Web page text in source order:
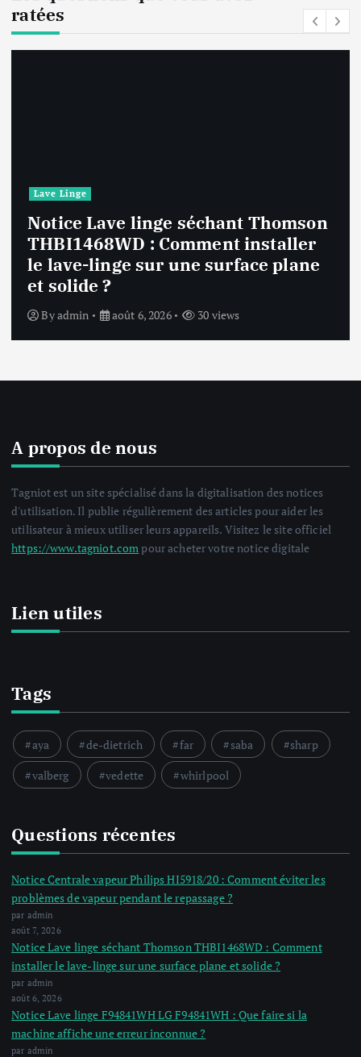
ratées
Lave Linge
Notice Lave linge F94841WH LG
F94841WH : Que faire si la
affiche une erreur inconnue ?
By admin août 6, 2026 32 views
A propos de nous
Tagniot est un site spécialisé dans la digitalisation des notices
d'utilisation. Il publie régulièrement des articles pour aider les
utilisateur à mieux utiliser leurs appareils. Visitez le site officiel
https://www.tagniot.compour acheter votre notice digitale
Lien utiles
Tags
aya de-dietrich far saba
sharp
valberg
vedette whirlpool
Questions récentes
Notice Centrale vapeur Philips HI5918/20 : Comment éviter les
problèmes de vapeur pendant le repassage ?
par admin
août 7, 2026
Notice Lave linge séchant Thomson THBI1468WD : Comment
installer le lave-linge sur une surface plane et solide ?
par admin
août 6, 2026
Notice Lave linge F94841WH LG F94841WH : Que faire si la
machine affiche une erreur inconnue ?
par admin